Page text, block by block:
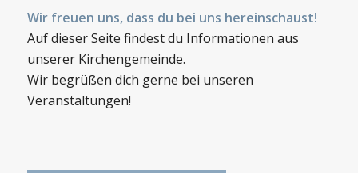
Wir freuen uns, dass du bei uns hereinschaust!
Auf dieser Seite findest du Informationen aus
unserer Kirchengemeinde.
Wir begrüßen dich gerne bei unseren
Veranstaltungen!